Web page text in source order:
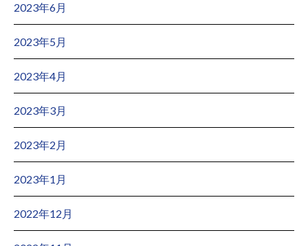
2023年6月
2023年5月
2023年4月
2023年3月
2023年2月
2023年1月
2022年12月